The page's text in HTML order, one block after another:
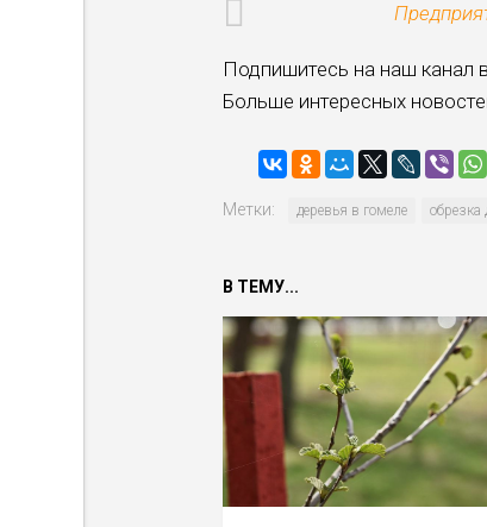
Подпишитесь на наш канал в
Больше интересных
Метки: деревья в гомеле обрезка
В ТЕМУ...